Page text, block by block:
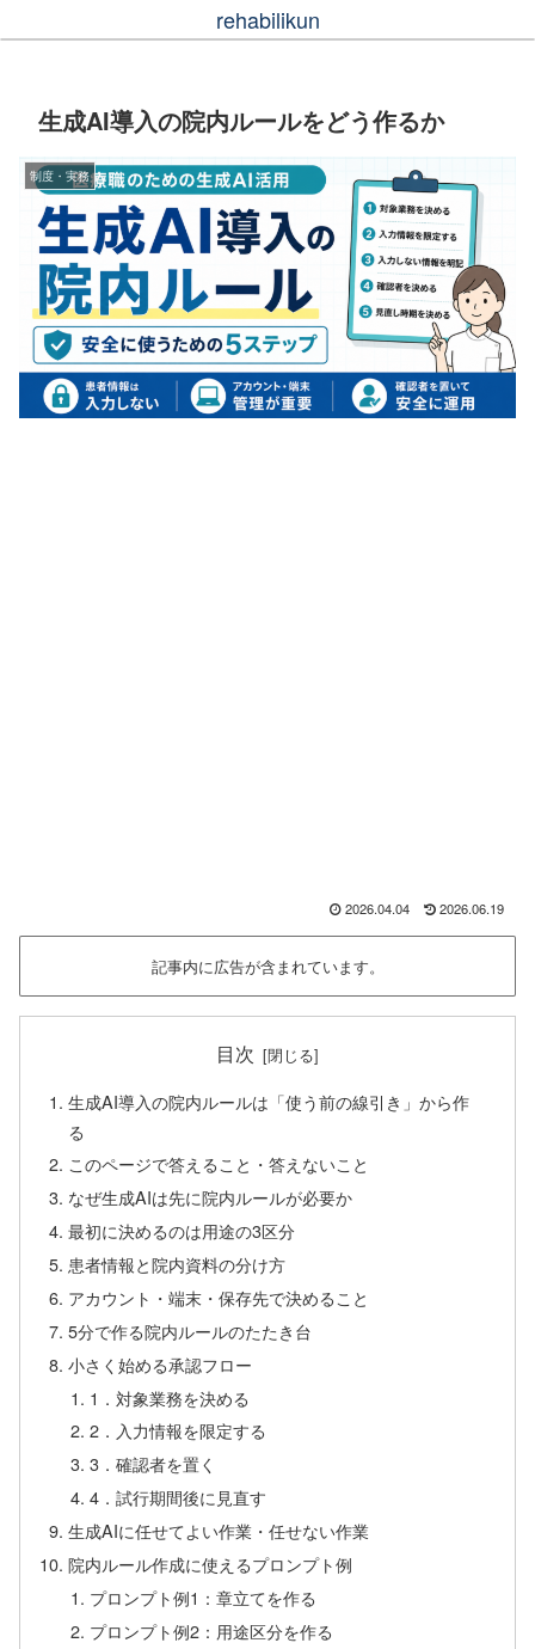
rehabilikun
生成AI導入の院内ルールをどう作るか
制度・実務
2026.04.04 2026.06.19
記事内に広告が含まれています。
目次
生成AI導入の院内ルールは「使う前の線引き」から作
る
このページで答えること・答えないこと
なぜ生成AIは先に院内ルールが必要か
最初に決めるのは用途の3区分
患者情報と院内資料の分け方
アカウント・端末・保存先で決めること
5分で作る院内ルールのたたき台
小さく始める承認フロー
1．対象業務を決める
2．入力情報を限定する
3．確認者を置く
4．試行期間後に見直す
生成AIに任せてよい作業・任せない作業
院内ルール作成に使えるプロンプト例
プロンプト例1：章立てを作る
プロンプト例2：用途区分を作る